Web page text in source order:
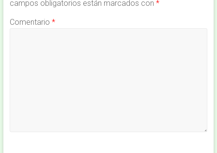
campos obligatorios están marcados con *
Comentario *